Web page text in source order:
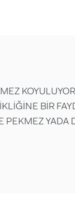
BİR
PEKMEZ